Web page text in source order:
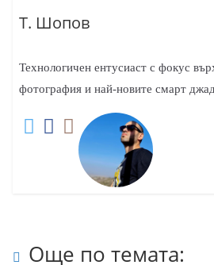
Т. Шопов
Технологичен ентусиаст с фокус
фотография и най-новите смарт
Още по темата: